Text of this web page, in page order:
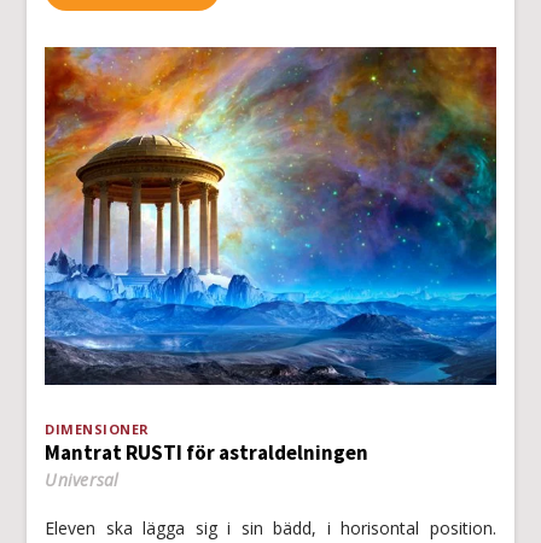
DIMENSIONER
Mantrat RUSTI för astraldelningen
Universal
Eleven ska lägga sig i sin bädd, i horisontal position.